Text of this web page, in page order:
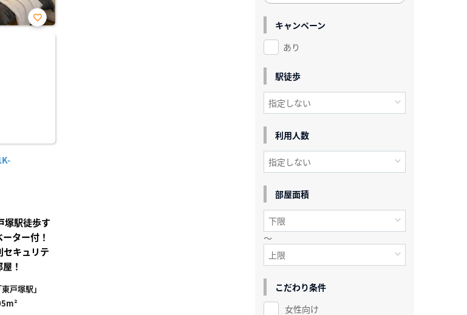
お気
塚駅徒歩す
ター付！
セキュリテ
！
戸塚駅」
キャンペーン
あり
駅徒歩
利用人数
部屋面積
～
こだわり条件
女性向け